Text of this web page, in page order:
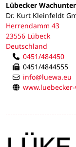
Lübecker
Dr. Kurt Kleinfeldt
Herrendamm 43
23556 Lübeck
Deutschland
0451/484450
0451/4844555
info@luewa.eu